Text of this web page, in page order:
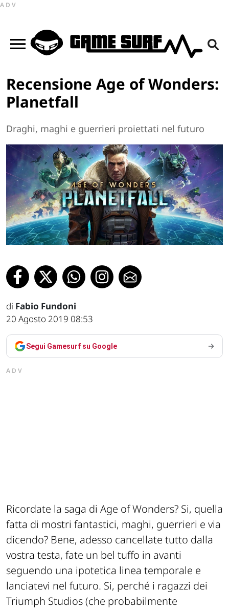
ADV
Recensione Age of Wonders:
Planetfall
Draghi, maghi e guerrieri proiettati nel futuro
di Fabio Fundoni
20 Agosto 2019 08:53
Segui Gamesurf su Google
ADV
Ricordate la saga di Age of Wonders? Si, quella
fatta di mostri fantastici, maghi, guerrieri e via
dicendo? Bene, adesso cancellate tutto dalla
vostra testa, fate un bel tuffo in avanti
seguendo una ipotetica linea temporale e
lanciatevi nel futuro. Si, perché i ragazzi dei
Triumph Studios (che probabilmente